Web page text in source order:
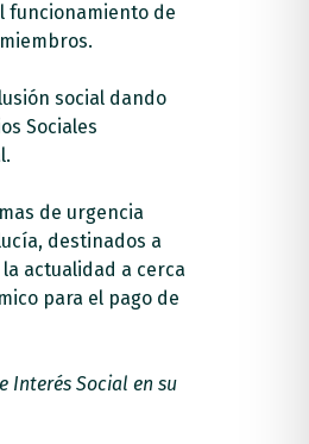
funcionamiento de
social dando
Sociales
de urgencia
destinados a
actualidad a cerca
para el pago de
Interés Social en su